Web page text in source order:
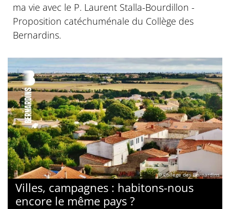
ma vie avec le P. Laurent Stalla-Bourdillon -
Proposition catéchuménale du Collège des
Bernardins.
© Collège des Bernardins
Villes, campagnes : habitons-nous
encore le même pays ?